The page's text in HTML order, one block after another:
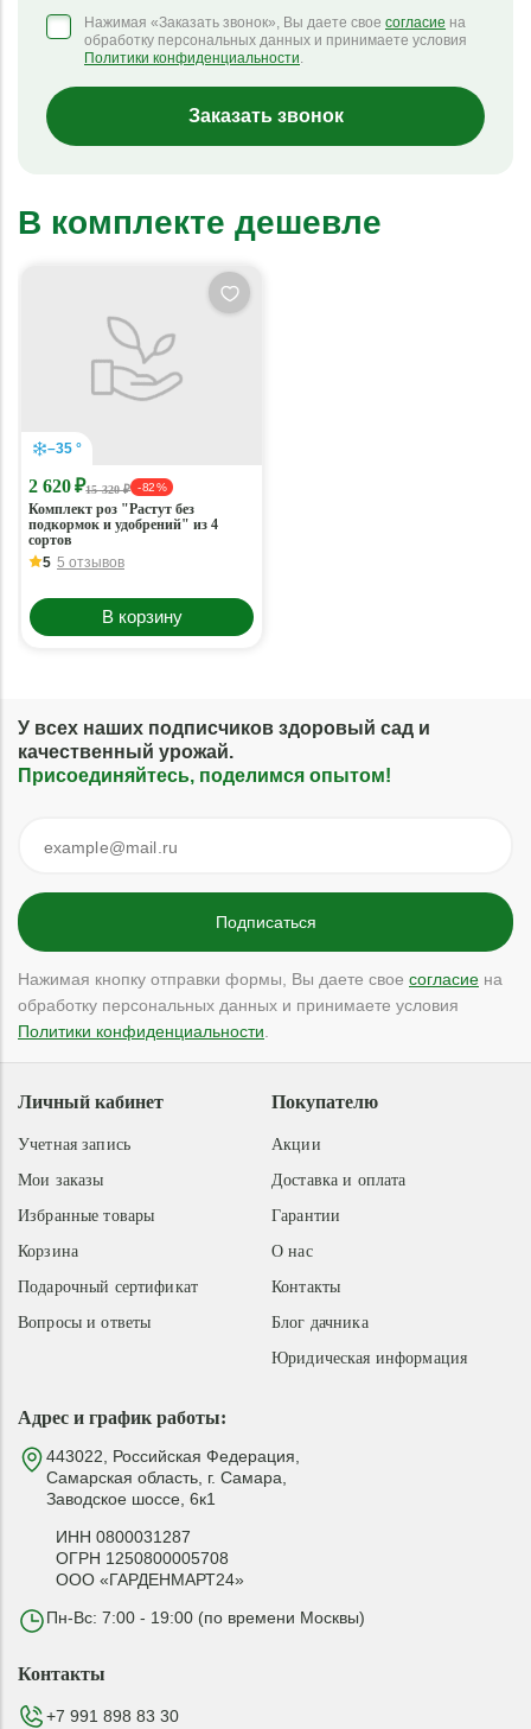
Нажимая «Заказать звонок», Вы даете свое согласие на
обработку персональных данных и принимаете условия
Политики конфиденциальности.
Заказать звонок
В комплекте дешевле
–35 °
2 620 ₽15 320 ₽ - 82 %
Комплект роз "Растут без
подкормок и удобрений" из 4
сортов
5 5 отзывов
В корзину
У всех наших подписчиков здоровый сад и
качественный урожай.
Присоединяйтесь, поделимся опытом!
Нажимая кнопку отправки формы, Вы даете свое согласие на
обработку персональных данных и принимаете условия
Политики конфиденциальности
Адрес и график работы:
443022, Российская Федерация,
Самарская область, г. Самара,
Заводское шоссе, 6к1
ИНН 0800031287
ОГРН 1250800005708
ООО «ГАРДЕНМАРТ24»
Пн-Вс: 7:00 - 19:00 (по времени Москвы)
Покупателю
Акции
Доставка и оплата
Гарантии
О нас
Контакты
Блог дачника
Юридическая информация
Личный кабинет
Учетная запись
Мои заказы
Избранные товары
Корзина
Подарочный сертификат
Вопросы и ответы
Контакты
+7 991 898 83 30